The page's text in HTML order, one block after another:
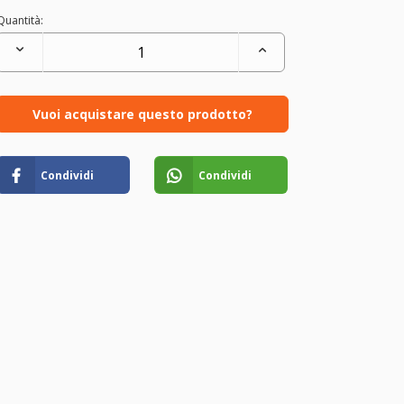
Vuoi acquistare questo prodotto?
Condividi Condividi